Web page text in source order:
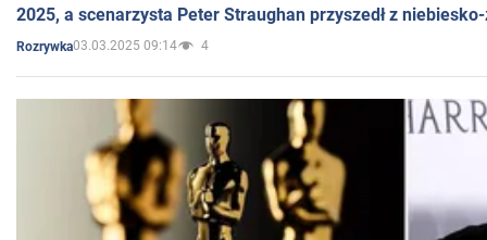
2025, a scenarzysta Peter Straughan przyszedł z
Rozrywka03.03.2025 09:14 4